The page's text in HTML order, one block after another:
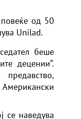
од 50
Unilad.
беше
децении“.
се наведува